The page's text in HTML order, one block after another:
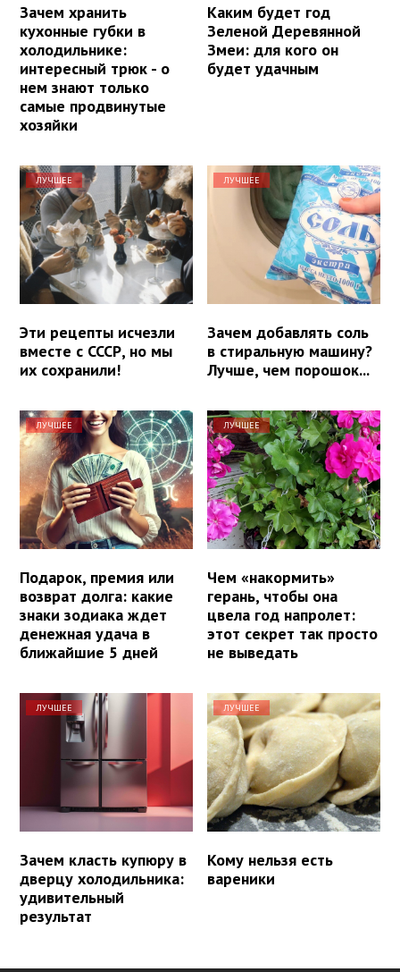
Зачем хранить
кухонные губки в
холодильнике:
интересный трюк - о
нем знают только
самые продвинутые
хозяйки
Каким будет год
Зеленой Деревянной
Змеи: для кого он
будет удачным
ЛУЧШЕЕ
Эти рецепты исчезли
вместе с СССР, но мы
их сохранили!
ЛУЧШЕЕ
Зачем добавлять соль
в стиральную машину?
Лучше, чем порошок...
ЛУЧШЕЕ
Подарок, премия или
возврат долга: какие
знаки зодиака ждет
денежная удача в
ближайшие 5 дней
ЛУЧШЕЕ
Чем «накормить»
герань, чтобы она
цвела год напролет:
этот секрет так просто
не выведать
ЛУЧШЕЕ
Зачем класть купюру в
дверцу холодильника:
удивительный
результат
ЛУЧШЕЕ
Кому нельзя есть
вареники